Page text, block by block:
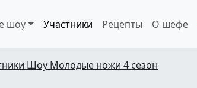
шоу Участники Рецепты О шефе
Шоу Молодые ножи 4 сезон